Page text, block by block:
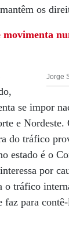
os
Jorge
se impor
e
do tráfico
estado é o
por
o tráfico
faz para